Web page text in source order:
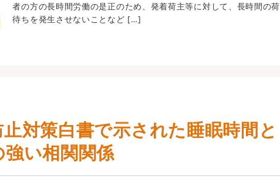
者の方の長時間労働の是正のため、発着荷主等に対して、長時間の荷
待ちを発生させないことなど […]
対策白書で示された睡眠時間と
い相関関係